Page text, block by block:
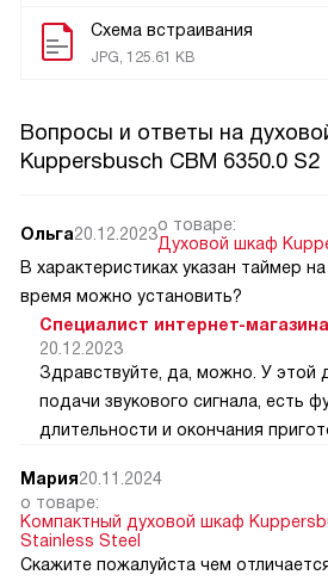
Схема встраивания
JPG, 125.61 KB
Вопросы и ответы на
Kuppersbusch CBM 6350.0 S2
Ольга20.12.2023о товаре:
Духовой шкаф
В характеристиках указан таймер
время можно установить?
Специалист интернет-магазина
20.12.2023
Здравствуйте, да, можно. У этой
подачи звукового сигнала, есть
длительности и окончания
Мария20.11.2024
о товаре:
Компактный духовой шкаф
Stainless Steel
Скажите пожалуйста чем